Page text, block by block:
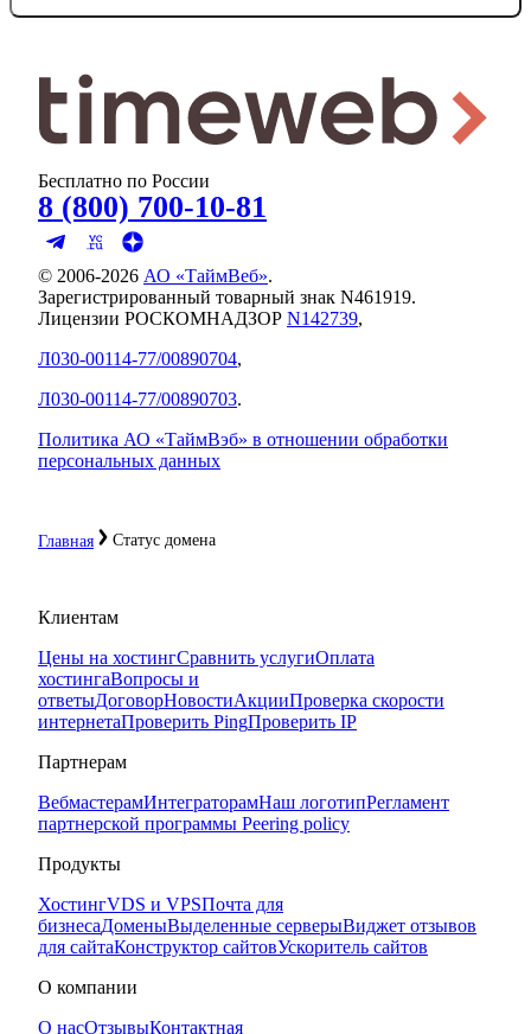
Главная Статус домена
Бесплатно по России
8 (800) 700-10-81
© 2006-2026 АО «ТаймВеб».
Зарегистрированный товарный знак N461919.
Лицензии РОСКОМНАДЗОР N142739,
Л030-00114-77/00890704,
Л030-00114-77/00890703.
Политика АО «ТаймВэб» в отношении обработки
персональных данных
Клиентам
Цены на хостингСравнить услугиОплата
хостингаВопросы и
ответыДоговорНовостиАкцииПроверка скорости
интернетаПроверить PingПроверить IP
Партнерам
ВебмастерамИнтеграторамНаш логотипРегламент
партнерской программы Peering policy
Продукты
ХостингVDS и VPSПочта для
бизнесаДоменыВыделенные серверыВиджет отзывов
для сайтаКонструктор сайтовУскоритель сайтов
О компании
О насОтзывыКонтактная